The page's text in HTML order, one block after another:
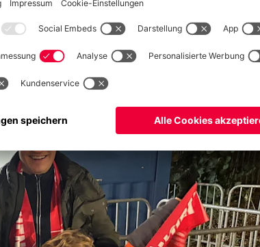
des FC Bayern und von PSG gegeneinander an.
und sorgte für Begeisterung bei den jungen
Rivalen, diesmal waren sie aber auch Partner, um
und kann gesellschaftlich wirken, besonders
League.